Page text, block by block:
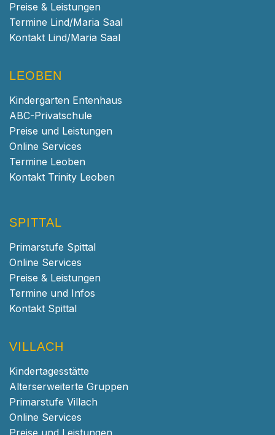
Preise & Leistungen
Termine Lind/Maria Saal
Kontakt Lind/Maria Saal
LEOBEN
Kindergarten Entenhaus
ABC-Privatschule
Preise und Leistungen
Online Services
Termine Leoben
Kontakt Trinity Leoben
SPITTAL
Primarstufe Spittal
Online Services
Preise & Leistungen
Termine und Infos
Kontakt Spittal
VILLACH
Kindertagesstätte
Alterserweiterte Gruppen
Primarstufe Villach
Online Services
Preise und Leistungen